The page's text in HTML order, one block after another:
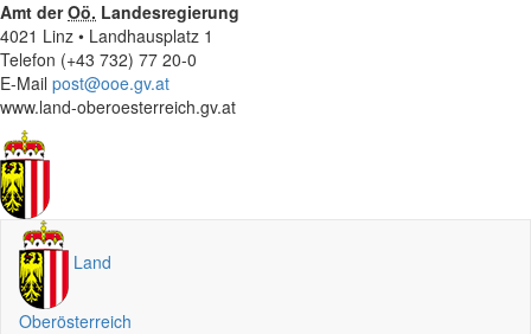
Amt derOö. Landesregierung
4021 Linz • Landhausplatz 1
Telefon (+43 732) 77 20-0
E-Mail post@ooe.gv.at
www.land-oberoesterreich.gv.at
Land
Oberösterreich